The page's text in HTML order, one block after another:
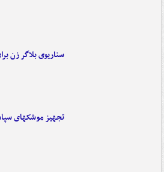
سناریوی بلاگر زن
تجهیز موشکهای